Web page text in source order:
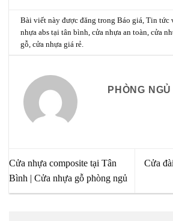
Bài viết này được đăng trongBáo giá ,Tin tức
nhựa abs tại tân bình ,cửa nhựa an toàn ,cửa
gỗ ,cửa nhựa giá rẻ
PHÒNG
Cửa nhựa composite tại Tân
Bình | Cửa nhựa gỗ phòng ngủ
Cửa